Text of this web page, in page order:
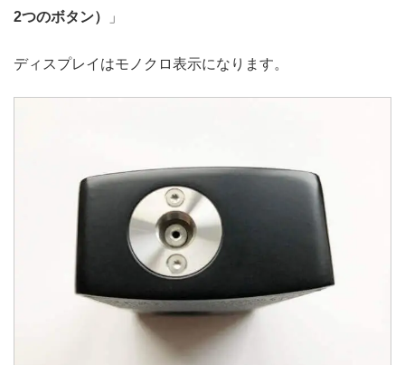
2つのボタン）
」
ディスプレイはモノクロ表示になります。